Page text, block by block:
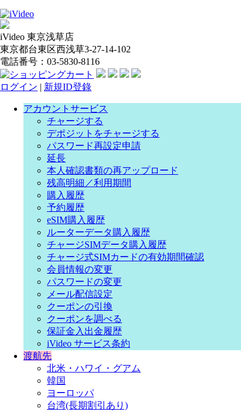
iVideo 東京浅草店
東京都台東区西浅草3-27-14-102
電話番号：03-5830-8116
ログイン | 新規ID登錄
アカウントサービス
チャージする
デポジットをチャージする
パスワード再設定申請
延長
本人確認書類の再アップロード
残高明細／利用期間
購入履歴
予約履歴
eSIM購入履歴
ルーターデータ購入履歴
チャージSIMデータ購入履歴
チャージ式SIMカードの有効期間確認
会員情報の変更
パスワードの変更
メール配信設定
クーポンの引換
クーポンを調べる
保証金入出金履歴
iVideo サービス条約
渡航先
北米・ハワイ・グアム
韓国
ヨーロッパ
台湾(長期割引あり)